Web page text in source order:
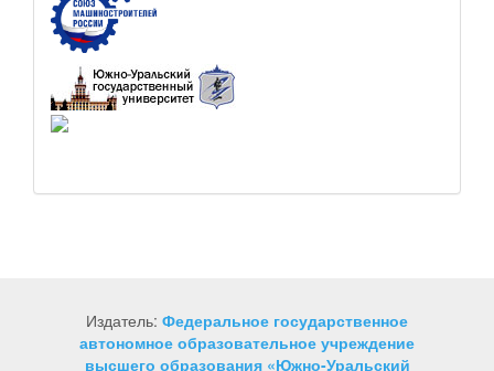
Издатель: Федеральное государственное
автономное образовательное учреждение
высшего образования «Южно-Уральский